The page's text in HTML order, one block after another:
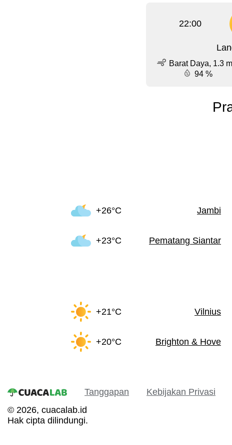
22:00
Barat Daya, 1.3
94 %
+26°C Jambi
+23°C Pematang Siantar
+21°C Vilnius
+20°C Brighton & Hove
Tanggapan Kebijakan Privasi
© 2026, cuacalab.id
Hak cipta dilindungi.